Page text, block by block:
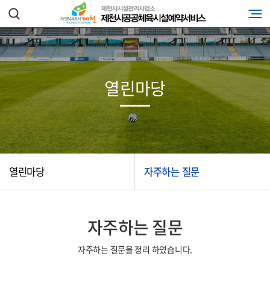
열린마당 자주하는 질문
열린마당
자주하는 질문
자주하는 질문을 정리 하였습니다.